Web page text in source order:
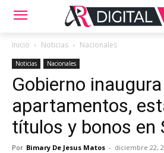
Inicio Noticias Nacionales
Noticias Nacionales
Gobierno inaugura
apartamentos,
títulos y bonos en
Por Bimary De Jesus Matos - diciembre 22,